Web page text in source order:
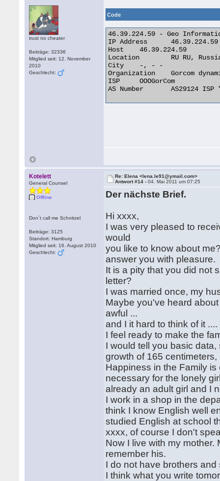
trust no cheater
Beiträge: 32336
Mitglied seit: 12. November
2010
Geschlecht:
Code
46.39.224.59 - Geo
IP Address 	46.39.224.59
Host 	46.39.224.59
Location 	RU RU, Russian Federation
City 	-, - -
Organization 	Gorcom dynamic broadband customers
ISP 	OOOGorCom
AS Number 	AS29124 ISP "SU29-TELECOM"
Kotelett
General Counsel
Offline
Don´t call me Schnitzel
Beiträge: 3125
Standort: Hamburg
Mitglied seit: 16. August 2010
Geschlecht:
Re: Elena <lena.le91@ymail.com>
Antwort #14 -04. Mai 2011 um 07:25
Der nächste Brief.
Hi xxxx,
I was very pleased to
would
you like to know about
answer you with pleasure.
It is a pity that you did not
letter?
I was married once, my
Maybe you've heard
awful ...
and I it hard to think of it
I feel ready to make the
I would tell you basic
growth of 165
Happiness in the Family
necessary for the lonely
already an adult girl and I
I work in a shop in the
think I know English well
studied English at school
xxxx, of course I don't
Now I live with my
remember his.
I do not have brothers
I think what you write